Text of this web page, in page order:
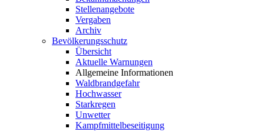
Stellenangebote
Vergaben
Archiv
Bevölkerungsschutz
Übersicht
Aktuelle Warnungen
Allgemeine Informationen
Waldbrandgefahr
Hochwasser
Starkregen
Unwetter
Kampfmittelbeseitigung